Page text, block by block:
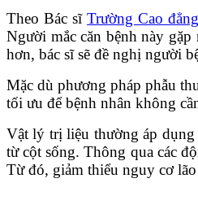
Theo Bác sĩTrường Cao
Người mắc căn bệnh này
hơn, bác sĩ sẽ đề nghị người
Mặc dù phương pháp phẫu
tối ưu để bệnh nhân không
Vật lý trị liệu thường áp dụng
từ cột sống. Thông qua các
Từ đó, giảm thiểu nguy cơ